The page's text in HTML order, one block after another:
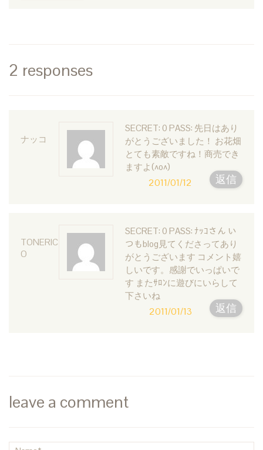
2 responses
ナッコ
SECRET: 0 PASS: 先日はあり
がとうございました！ お花畑
とても素敵ですね！商売でき
ますよ(^o^)
返信
2011/01/12
TONERIC
O
SECRET: 0 PASS: ﾅｯｺさん い
つもblog見てくださってあり
がとうございます コメント嬉
しいです。感謝でいっぱいで
す またｻﾛﾝに遊びにいらして
下さいね
返信
2011/01/13
leave a comment